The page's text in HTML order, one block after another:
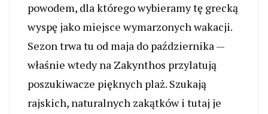
powodem, dla którego wybieramy tę grecką
wyspę jako miejsce wymarzonych wakacji.
Sezon trwa tu od maja do października —
właśnie wtedy na Zakynthos przylatują
poszukiwacze pięknych plaż. Szukają
rajskich, naturalnych zakątków i tutaj je